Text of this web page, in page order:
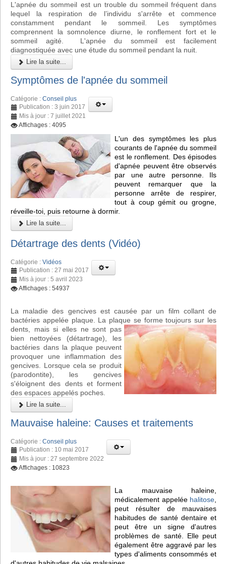
L'apnée du sommeil est un trouble du sommeil fréquent dans
lequel la respiration de l’individu s'arrête et commence
constamment pendant le sommeil. Les symptômes
comprennent la somnolence diurne, le ronflement fort et le
sommeil agité. L'apnée du sommeil est facilement
diagnostiquée avec une étude du sommeil pendant la nuit.
Lire la suite...
Symptômes de l'apnée du sommeil
Catégorie : Conseil plus
Publication : 3 juin 2017
Mis à jour : 7 juillet 2021
Affichages : 4095
L'un des symptômes les plus
courants de l'apnée du sommeil
est le ronflement. Des épisodes
d'apnée peuvent être observés
par une autre personne. Ils
peuvent remarquer que la
personne arrête de respirer,
tout à coup gémit ou grogne,
réveille-toi, puis retourne à dormir.
Lire la suite...
Détartrage des dents (Vidéo)
Catégorie : Vidéos
Publication : 27 mai 2017
Mis à jour : 5 avril 2023
Affichages : 54937
La maladie des gencives est causée par un film collant de
bactéries appelée plaque. La plaque se forme toujours sur les
dents, mais si elles ne sont pas
bien nettoyées (détartrage), les
bactéries dans la plaque peuvent
provoquer une inflammation des
gencives. Lorsque cela se produit
(parodontite), les gencives
s'éloignent des dents et forment
des espaces appelés poches.
Lire la suite...
Mauvaise haleine: Causes et traitements
Catégorie : Conseil plus
Publication : 10 mai 2017
Mis à jour : 27 septembre 2022
Affichages : 10823
La mauvaise haleine,
médicalement appelée halitose
peut résulter de mauvaises
habitudes de santé dentaire et
peut être un signe d'autres
problèmes de santé. Elle peut
également être aggravé par les
types d'aliments consommés et